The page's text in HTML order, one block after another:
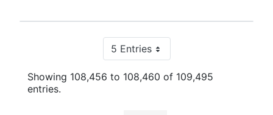
5 EntriesPer Page
Showing 108,456 to 108,460 of 109,495
entries.